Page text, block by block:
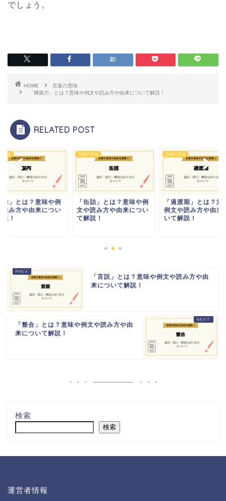
でしょう。
HOME
言葉の意味
「構築力」とは？意味や例文や読み方や由来について解説！
RELATED POST
意味
内」とは？意味や例
読み方や由来につい
！
言葉の意味
「缶詰」とは？意味や例
文や読み方や由来につい
て解説！
言葉の意味
「過渡期」とは？意
例文や読み方や由来
いて解説！
「言説」とは？意味や例文や読み方や由
来について解説！
「整合」とは？意味や例文や読み方や由
来について解説！
検索
検索
運営者情報